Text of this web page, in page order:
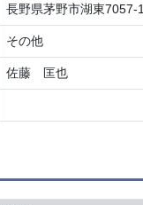
長野県茅野市湖東7057-1
その他
佐藤 匡也